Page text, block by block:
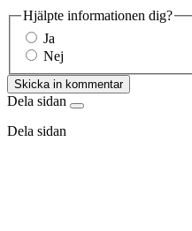
Hjälpte informationen dig?
Ja
Nej
Skicka in kommentar
Dela sidan
Dela sidan